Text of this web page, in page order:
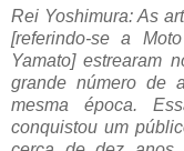
Rei Yoshimura: As
[referindo-se a
Yamato] estrearam
grande número de
mesma época.
conquistou um